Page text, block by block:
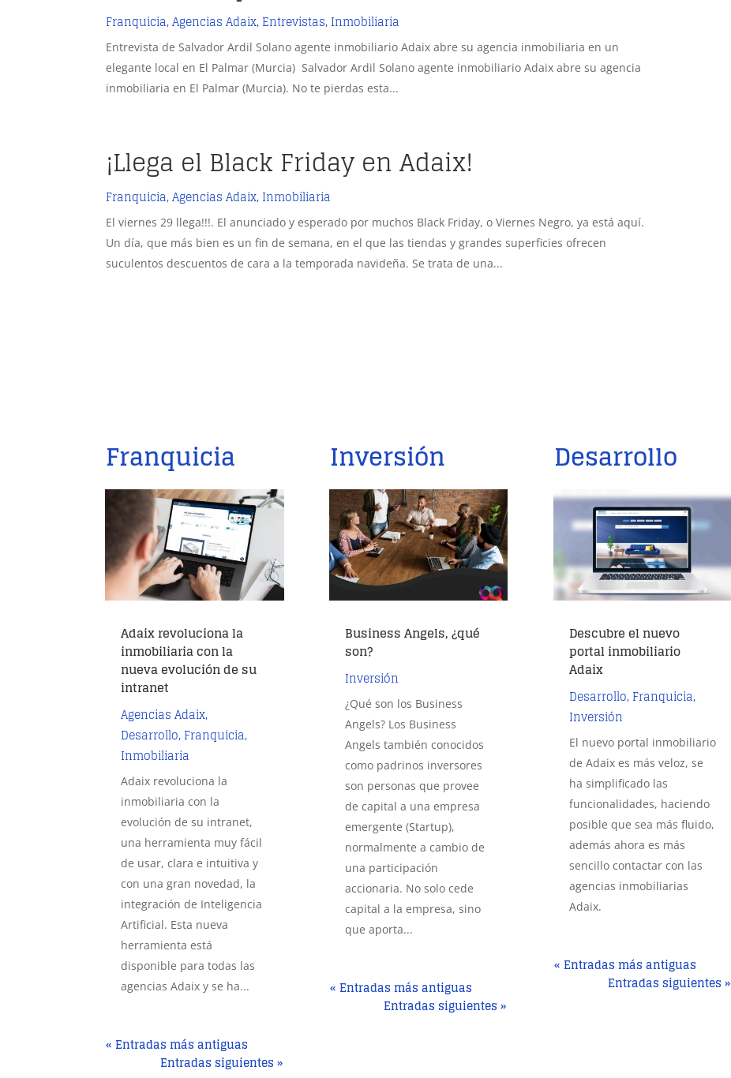
Franquicia,Agencias Adaix, Entrevistas, Inmobiliaria
Entrevista de Salvador Ardil Solano agente inmobiliario Adaix abre su agencia inmobiliaria en un
elegante local en El Palmar (Murcia) Salvador Ardil Solano agente inmobiliario Adaix abre su agencia
inmobiliaria en El Palmar (Murcia). No te pierdas esta...
¡Llega el Black Friday en Adaix!
Franquicia,Agencias Adaix, Inmobiliaria
El viernes 29 llega!!!. El anunciado y esperado por muchos Black Friday, o Viernes Negro, ya está aquí.
Un día, que más bien es un fin de semana, en el que las tiendas y grandes superficies ofrecen
suculentos descuentos de cara a la temporada navideña. Se trata de una...
Franquicia
Adaix revoluciona la
inmobiliaria con la
nueva evolución de su
intranet
Agencias Adaix,
Desarrollo, Franquicia,
Inmobiliaria
Adaix revoluciona la
inmobiliaria con la
evolución de su intranet,
una herramienta muy fácil
de usar, clara e intuitiva y
con una gran novedad, la
integración de Inteligencia
Artificial. Esta nueva
herramienta está
disponible para todas las
agencias Adaix y se ha...
« Entradas más antiguas
Entradas siguientes »
Inversión
Business Angels, ¿qué
son?
Inversión
¿Qué son los Business
Angels? Los Business
Angels también conocidos
como padrinos inversores
son personas que provee
de capital a una empresa
emergente (Startup),
normalmente a cambio de
una participación
accionaria. No solo cede
capital a la empresa, sino
que aporta...
« Entradas más antiguas
Entradas siguientes »
Desarrollo
Descubre el nuevo
portal inmobiliario
Adaix
Desarrollo, Franquicia,
Inversión
El nuevo portal inmobiliario
de Adaix es más veloz, se
ha simplificado las
funcionalidades, haciendo
posible que sea más fluido,
además ahora es más
sencillo contactar con las
agencias inmobiliarias
Adaix.
« Entradas más antiguas
Entradas siguientes »